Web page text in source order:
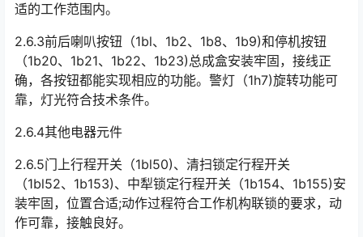
适的工作范围内。
2.6.3前后喇叭按钮（1bl、1b2、1b8、1b9)和停机按钮
（1b20、1b21、1b22、1b23)总成盒安装牢固，接线正
确，各按钮都能实现相应的功能。警灯（1h7)旋转功能可
靠，灯光符合技术条件。󠅅󠅃󠄵󠅂󠄪󠇖󠆨󠆨󠇕󠆞󠆒󠅬󠇘󠆭󠆘󠇙󠆝󠅵󠇗󠆭󠆁󠄐󠇗󠅹󠅸󠇖󠆍󠅳󠇖󠅹󠅰󠇖󠆌󠅹
2.6.4其他电器元件
2.6.5门上行程开关（1bl50)、清扫锁定行程开关
（1bl52、1b153)、中犁锁定行程开关（1b154、1b155)安
装牢固，位置合适;动作过程符合工作机构联锁的要求，动
作可靠，接触良好。󠅅󠅃󠄵󠅂󠄪󠇖󠆨󠆨󠇕󠆞󠆒󠅬󠇘󠆭󠆘󠇙󠆝󠅵󠇗󠆭󠆁󠄐󠇗󠅹󠅸󠇖󠆍󠅳󠇖󠅹󠅰󠇖󠆌󠅹